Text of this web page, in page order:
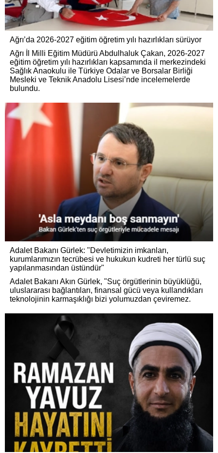
Ağrı’da 2026-2027 eğitim öğretim yılı hazırlıkları sürüyor
Ağrı İl Milli Eğitim Müdürü Abdulhaluk Çakan, 2026-2027
eğitim öğretim yılı hazırlıkları kapsamında il merkezindeki
Sağlık Anaokulu ile Türkiye Odalar ve Borsalar Birliği
Mesleki ve Teknik Anadolu Lisesi’nde incelemelerde
bulundu.
Adalet Bakanı Gürlek: "Devletimizin imkanları,
kurumlarımızın tecrübesi ve hukukun kudreti her türlü suç
yapılanmasından üstündür"
Adalet Bakanı Akın Gürlek, "Suç örgütlerinin büyüklüğü,
uluslararası bağlantıları, finansal gücü veya kullandıkları
teknolojinin karmaşıklığı bizi yolumuzdan çeviremez.